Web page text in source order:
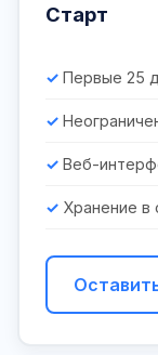
Старт
Первые 25
Веб-
Хранение в